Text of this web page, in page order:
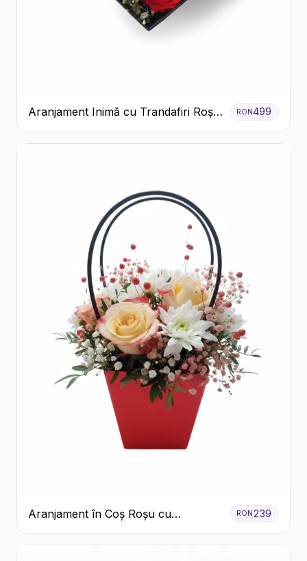
Aranjament Inimă cu Trandafiri Roșii
și Floarea Miresei
RON499
Aranjament în Coș Roșu cu
Trandafiri și Crizanteme Albe
RON 239